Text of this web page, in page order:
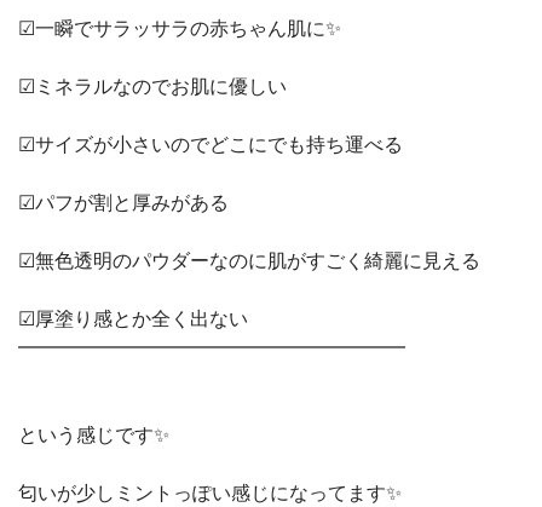
☑一瞬でサラッサラの赤ちゃん肌に✨
☑ミネラルなのでお肌に優しい
☑サイズが小さいのでどこにでも持ち運べる
☑パフが割と厚みがある
☑無色透明のパウダーなのに肌がすごく綺麗に見える
☑厚塗り感とか全く出ない
━━━━━━━━━━━━━━━━━━━━
という感じです✨
匂いが少しミントっぽい感じになってます✨